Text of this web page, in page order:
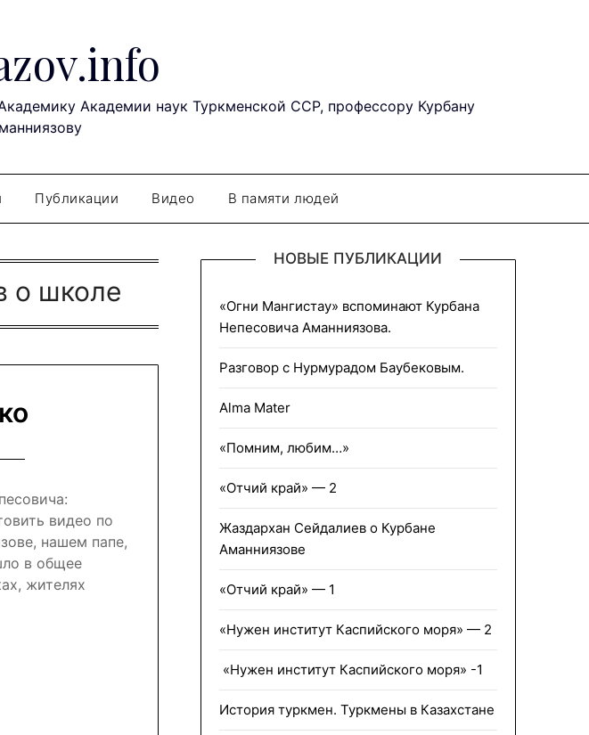
Академии наук Туркменской ССР, профессору Курбану
Публикации Видео В памяти людей
о школе
видео по
нашем папе,
в общее
жителях
НОВЫЕ ПУБЛИКАЦИИ
«Огни Мангистау» вспоминают Курбана
Непесовича Аманниязова.
Разговор с Нурмурадом Баубековым.
Alma Mater
«Помним, любим…»
«Отчий край» — 2
Жаздархан Сейдалиев о Курбане
Аманниязове
«Отчий край» — 1
«Нужен институт Каспийского моря» — 2
«Нужен институт Каспийского моря» -1
История туркмен. Туркмены в Казахстане